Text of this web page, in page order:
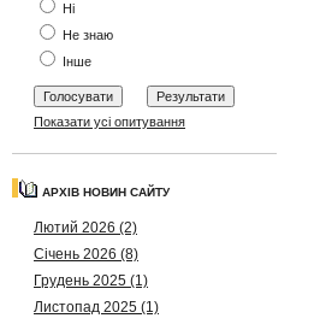
Ні
Не знаю
Інше
Показати усі опитування
АРХІВ НОВИН САЙТУ
Лютий 2026 (2)
Січень 2026 (8)
Грудень 2025 (1)
Листопад 2025 (1)